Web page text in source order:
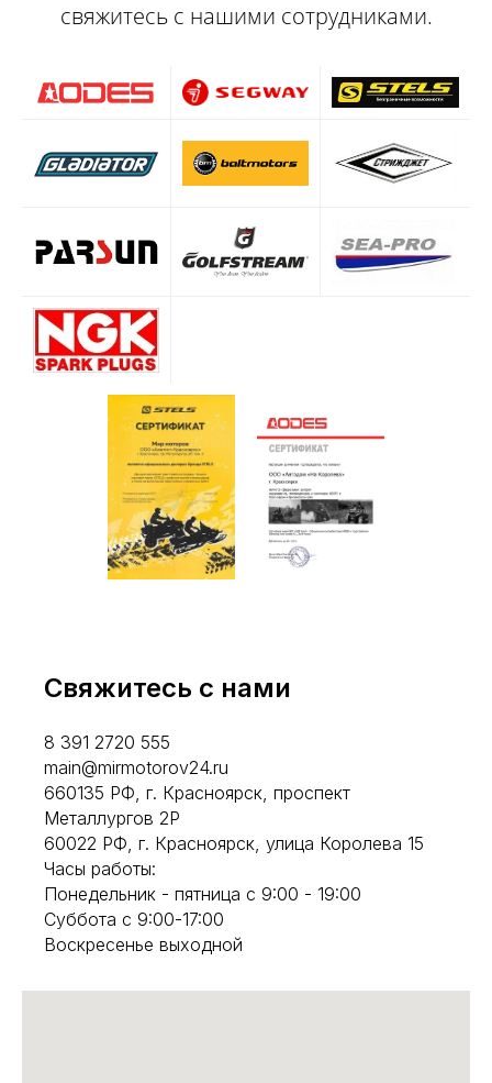
свяжитесь с нашими сотрудниками.
Свяжитесь с нами
8 391 2720 555
main@mirmotorov24.ru
660135 РФ, г. Красноярск, проспект
Металлургов 2Р
60022 РФ, г. Красноярск, улица Королева 15
Часы работы:
Понедельник - пятница с 9:00 - 19:00
Суббота с 9:00-17:00
Воскресенье выходной